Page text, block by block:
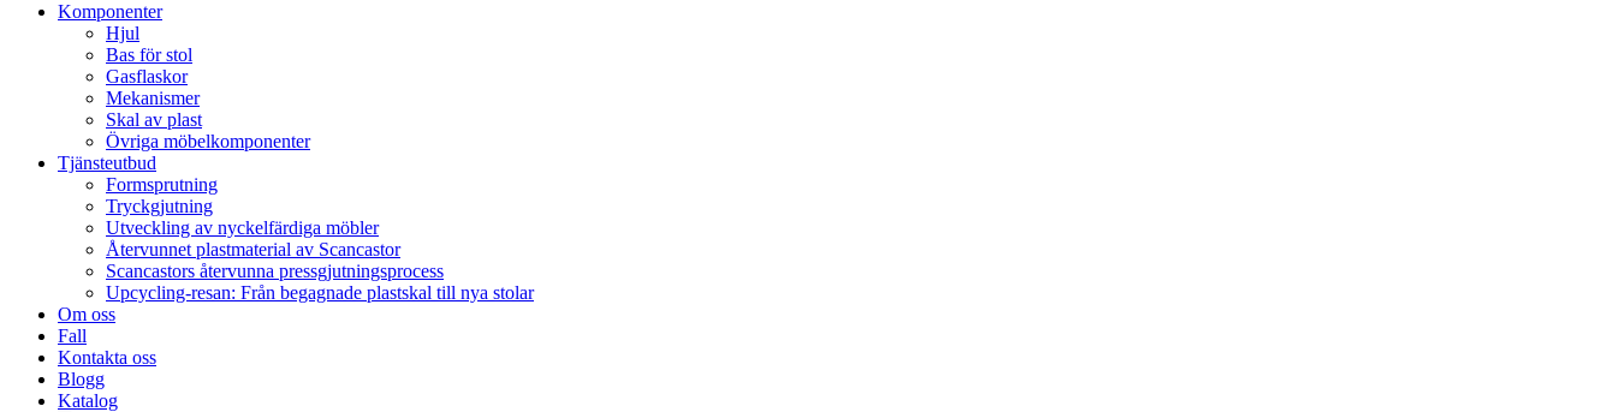
Komponenter
Hjul
Bas för stol
Gasflaskor
Mekanismer
Skal av plast
Övriga möbelkomponenter
Tjänsteutbud
Formsprutning
Tryckgjutning
Utveckling av nyckelfärdiga möbler
Återvunnet plastmaterial av Scancastor
Scancastors återvunna pressgjutningsprocess
Upcycling-resan: Från begagnade plastskal till nya stolar
Om oss
Fall
Kontakta oss
Blogg
Katalog